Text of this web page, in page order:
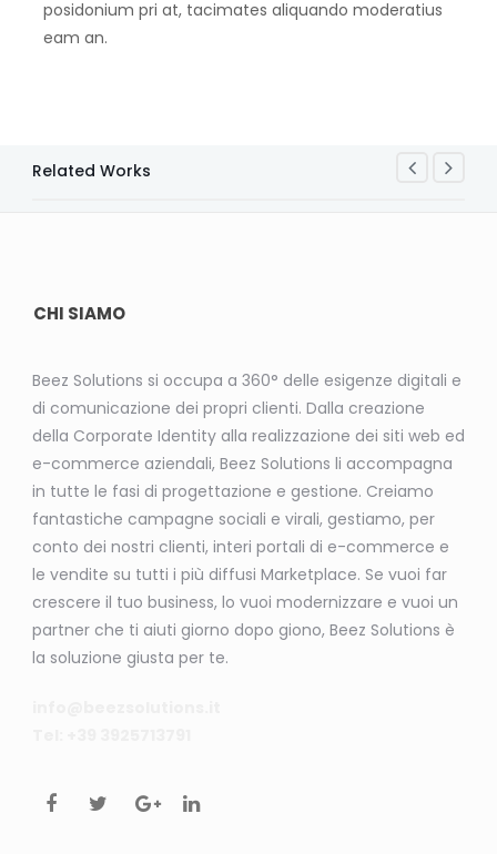
posidonium pri at, tacimates aliquando moderatius
eam an.
Related Works
CHI SIAMO
Beez Solutions si occupa a 360° delle esigenze digitali e
di comunicazione dei propri clienti. Dalla creazione
della Corporate Identity alla realizzazione dei siti web ed
e-commerce aziendali, Beez Solutions li accompagna
in tutte le fasi di progettazione e gestione. Creiamo
fantastiche campagne sociali e virali, gestiamo, per
conto dei nostri clienti, interi portali di e-commerce e
le vendite su tutti i più diffusi Marketplace. Se vuoi far
crescere il tuo business, lo vuoi modernizzare e vuoi un
partner che ti aiuti giorno dopo giono, Beez Solutions è
la soluzione giusta per te.